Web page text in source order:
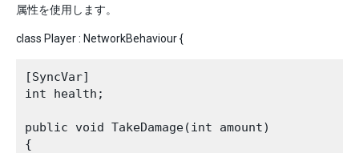
属性を使用します。
class Player : NetworkBehaviour {
[SyncVar]
int health;
public void TakeDamage(int amount)
{